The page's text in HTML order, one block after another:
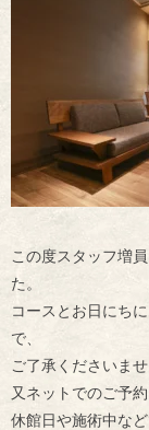
この度スタッフ増
た。
コースとお日にち
で、
ご了承くださいませ
又ネットでのご予
休館日や施術中な